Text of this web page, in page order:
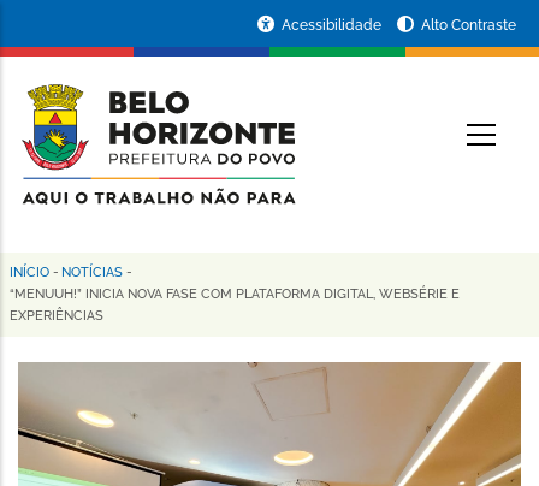
conteúdo
principal
da
Prefeitura
de
Horizonte
Acessibilidade Alto Contraste
Trilha
de
navegação
INÍCIO - NOTÍCIAS -
“MENUUH!” INICIA NOVA FASE COM PLATAFORMA DIGITAL, WEBSÉRIE E
EXPERIÊNCIAS